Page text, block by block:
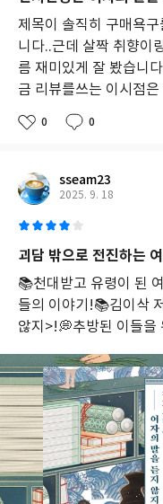
제목이 솔직히 구매욕
니다..근데 살짝 취향이
름 재미있게 잘 봤습니
금 리뷰를쓰는 이시점
0 0
sseam23
2025. 9. 18
괴담 밖으로 전진하는
📚천대받고 유령이 된
들의 이야기!📚김이삭
않지>!💭추방된 이들을